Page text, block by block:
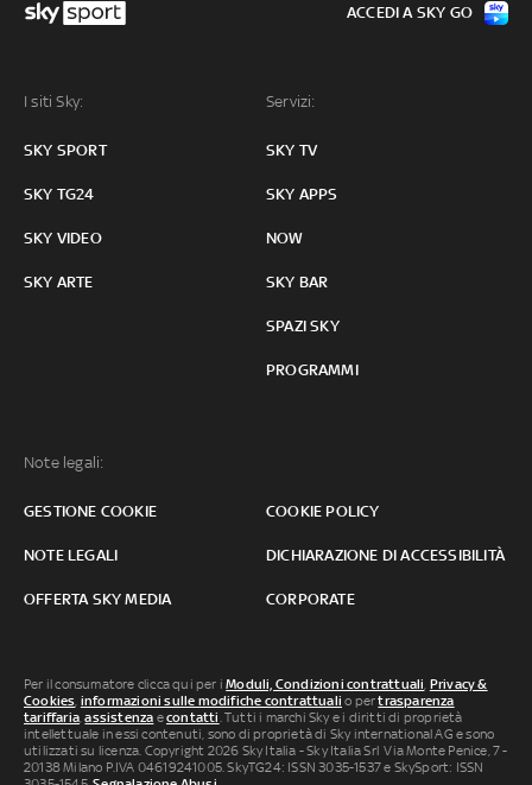
I siti Sky:
SKY SPORT
SKY TG24
SKY VIDEO
SKY ARTE
Servizi:
SKY TV
SKY APPS
NOW
SKY BAR
SPAZI SKY
PROGRAMMI
Note legali:
GESTIONE COOKIE COOKIE POLICY
NOTE LEGALI DICHIARAZIONE DI ACCESSIBILITÀ
OFFERTA SKY MEDIA CORPORATE
ACCEDI A SKY GO
Per il consumatore clicca qui per iModuli, Condizioni contrattuali, Privacy &
Cookies, informazioni sulle modifiche contrattuali o pertrasparenza
tariffaria,assistenza econtatti. Tutti i marchi Sky e i diritti di proprietà
intellettuale in essi contenuti, sono di proprietà di Sky international AG e sono
utilizzati su licenza. Copyright 2026 Sky Italia - Sky Italia Srl Via Monte Penice, 7 -
20138 Milano P.IVA 04619241005. SkyTG24: ISSN 3035-1537 e SkySport: ISSN